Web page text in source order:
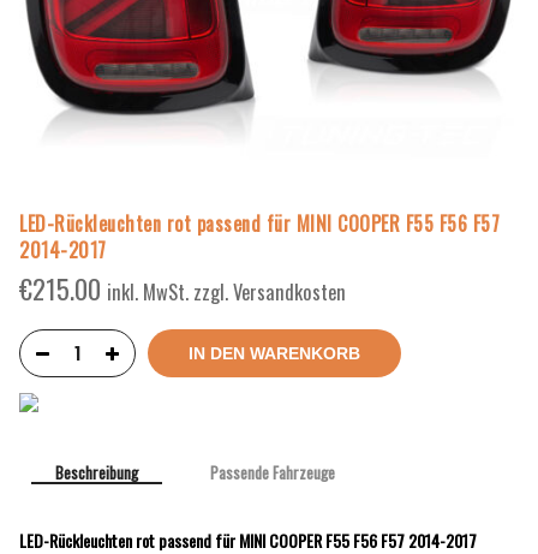
LED-Rückleuchten rot passend für MINI COOPER F55 F56 F57
2014-2017
€215.00 inkl. MwSt. zzgl. Versandkosten
IN DEN WARENKORB
Beschreibung Passende Fahrzeuge
LED-Rückleuchten rot passend für MINI COOPER F55 F56 F57 2014-2017